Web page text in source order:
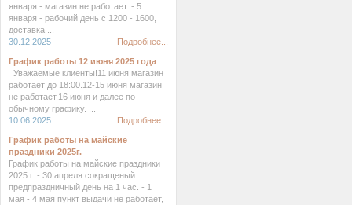
января - магазин не работает. - 5
января - рабочий день с 1200 - 1600,
доставка ...
30.12.2025
Подробнее...
График работы 12 июня 2025 года
Уважаемые клиенты!11 июня магазин
работает до 18:00.12-15 июня магазин
не работает.16 июня и далее по
обычному графику. ...
10.06.2025
Подробнее...
График работы на майские
праздники 2025г.
График работы на майские праздники
2025 г.:- 30 апреля сокращеный
предпраздничный день на 1 час. - 1
мая - 4 мая пункт выдачи не работает,